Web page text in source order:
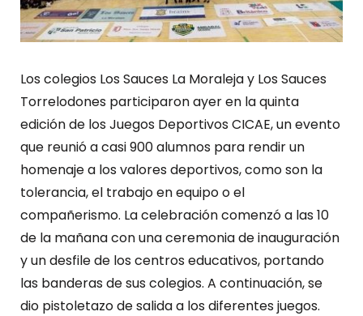
Los colegios Los Sauces La Moraleja y Los Sauces
Torrelodones participaron ayer en la quinta
edición de los Juegos Deportivos CICAE, un evento
que reunió a casi 900 alumnos para rendir un
homenaje a los valores deportivos, como son la
tolerancia, el trabajo en equipo o el
compañerismo. La celebración comenzó a las 10
de la mañana con una ceremonia de inauguración
y un desfile de los centros educativos, portando
las banderas de sus colegios. A continuación, se
dio pistoletazo de salida a los diferentes juegos.